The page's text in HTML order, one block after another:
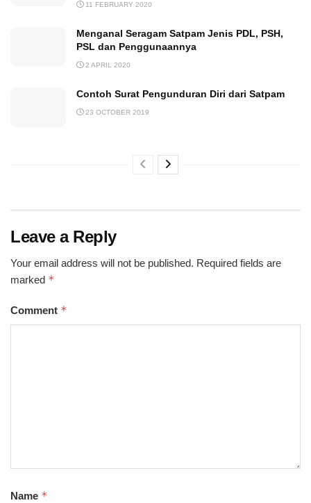
11 FEBRUARY 2020
Menganal Seragam Satpam Jenis PDL, PSH,
PSL dan Penggunaannya
2 APRIL 2020
Contoh Surat Pengunduran Diri dari Satpam
23 OCTOBER 2019
Leave a Reply
Your email address will not be published. Required fields are
marked *
Comment *
Name *